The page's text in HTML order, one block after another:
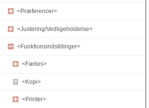
<Præferencer>
<Justering/Vedligeholdelse>
<Funktionsindstillinger>
<Fælles>
<Kopi>
<Printer>